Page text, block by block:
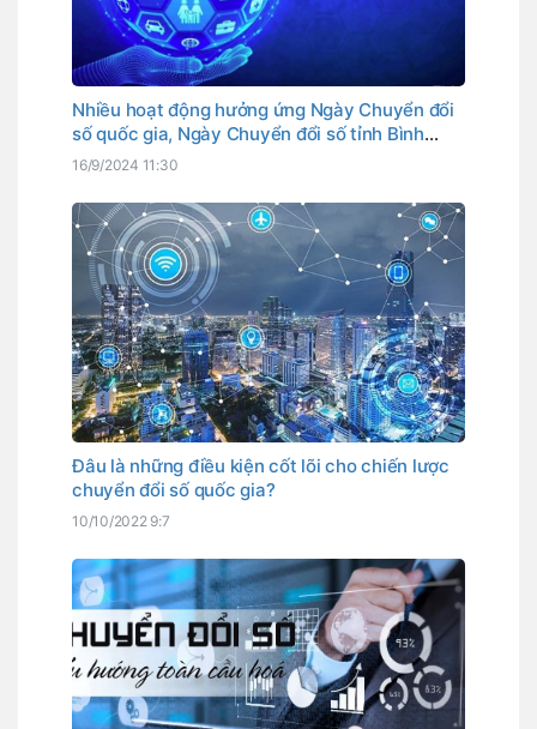
Nhiều hoạt động hưởng ứng Ngày Chuyển đổi
số quốc gia, Ngày Chuyển đổi số tỉnh Bình
Thuận
16/9/2024 11:30
Đâu là những điều kiện cốt lõi cho chiến lược
chuyển đổi số quốc gia?
10/10/2022 9:7